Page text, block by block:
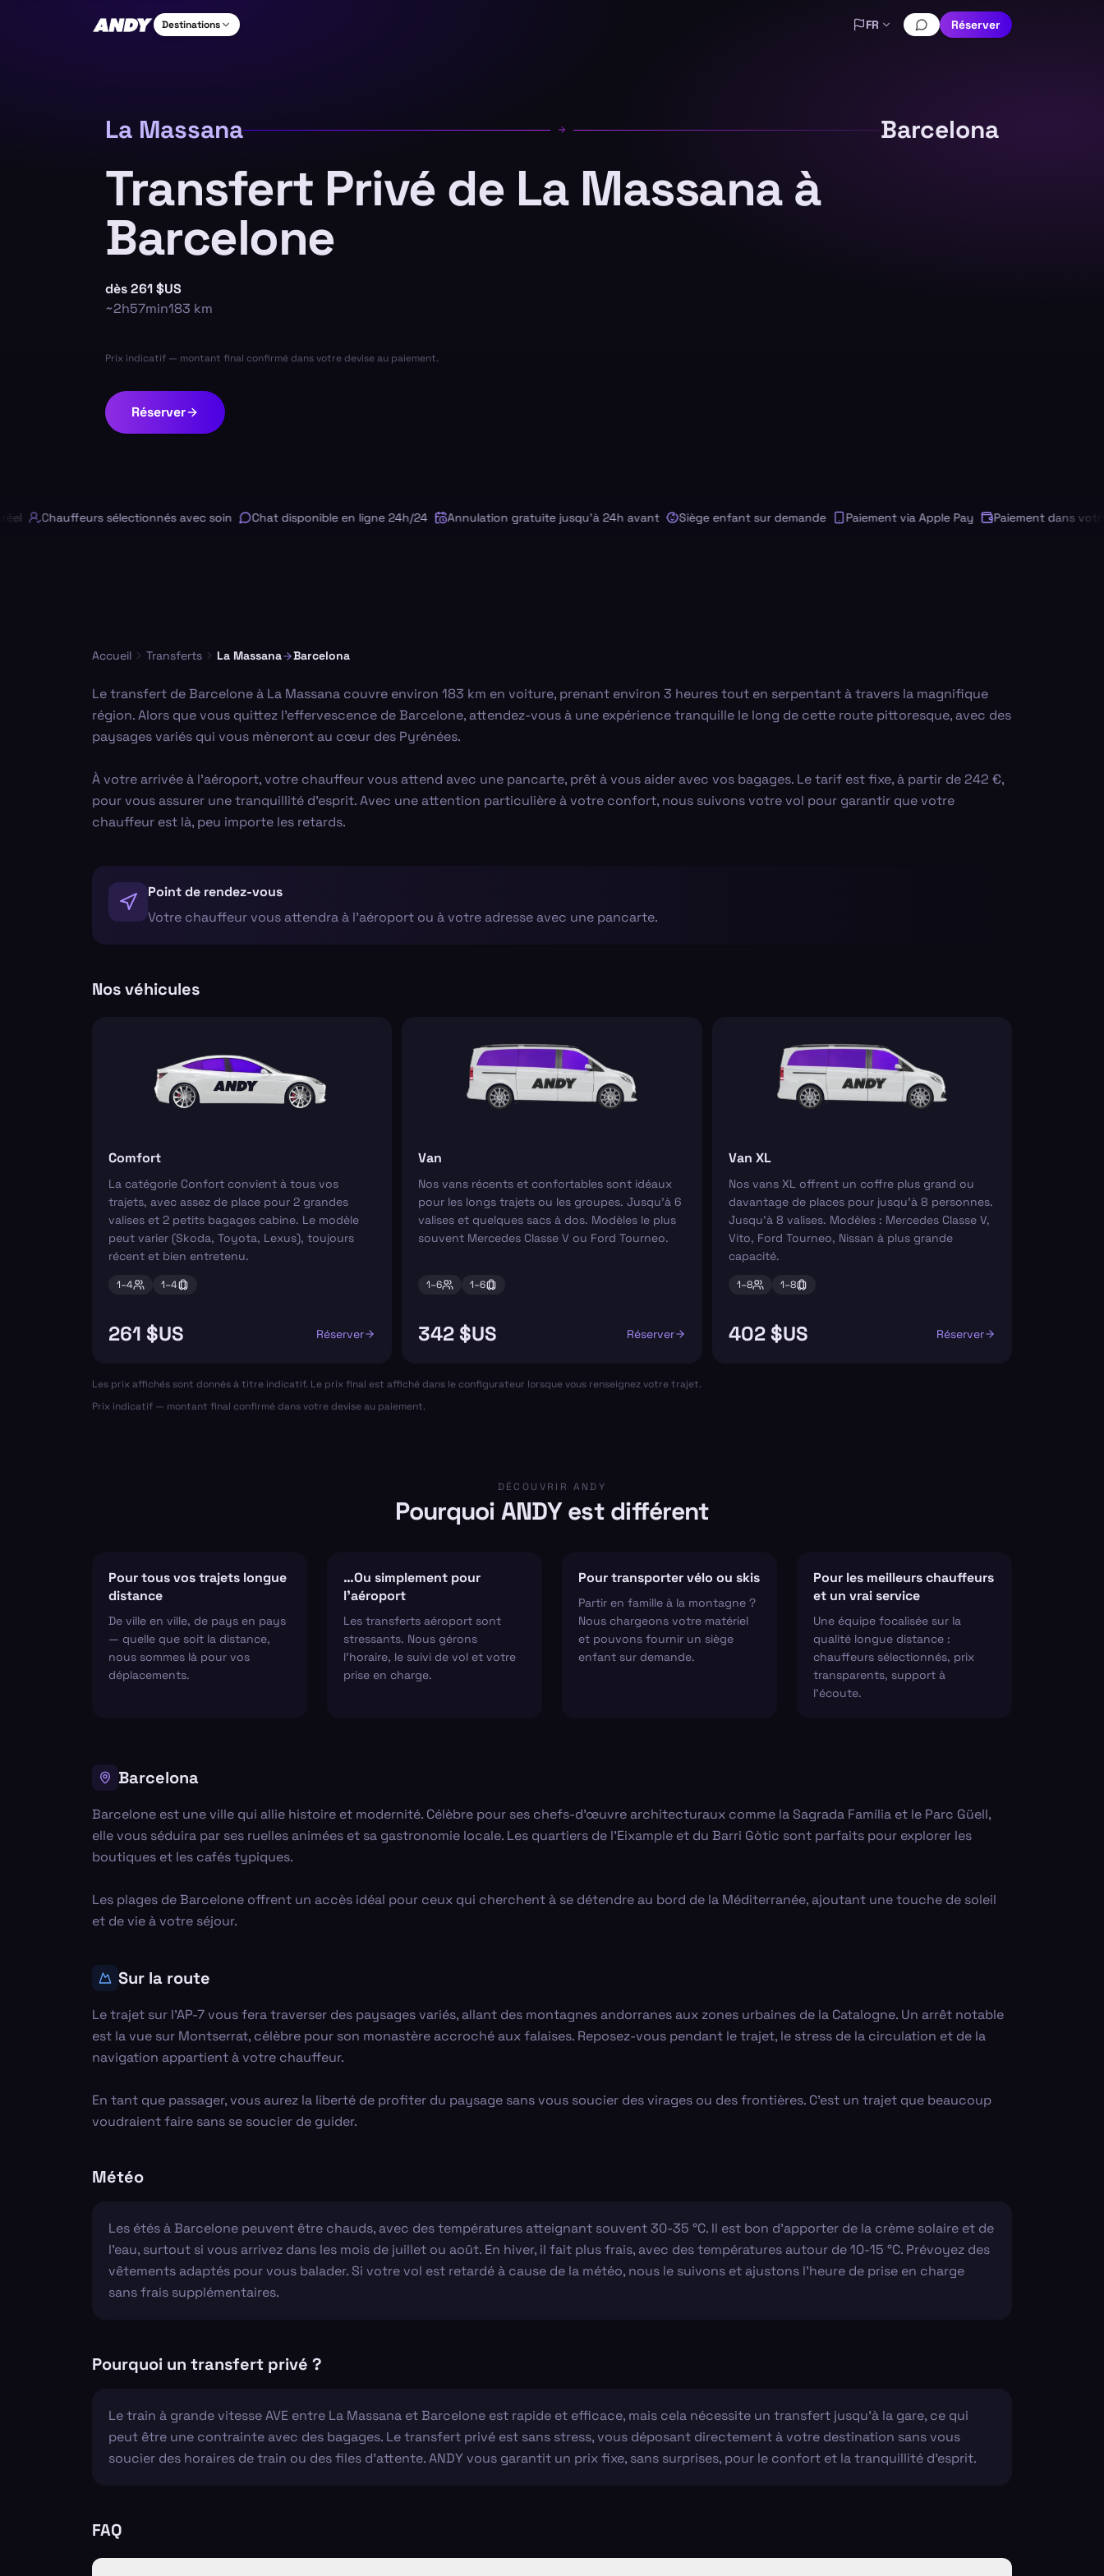
Destinations FR Réserver
La Massana Barcelona
Transfert Privé de La Massana à
Barcelone
dès261 $US
~2h57min183 km
Prix indicatif — montant final confirmé dans votre devise au paiement.
Réserver
Chauffeurs sélectionnés avec soin Chat disponible en ligne 24h/24 Annulation gratuite jusqu'à 24h avant Siège enfant sur demande Paiement via Apple Pay Paiement dans votre
Accueil Transferts La Massana Barcelona
Le transfert de Barcelone à La Massana couvre environ 183 km en voiture, prenant environ 3 heures tout en serpentant à travers la magnifique
région. Alors que vous quittez l'effervescence de Barcelone, attendez-vous à une expérience tranquille le long de cette route pittoresque, avec des
paysages variés qui vous mèneront au cœur des Pyrénées.
À votre arrivée à l'aéroport, votre chauffeur vous attend avec une pancarte, prêt à vous aider avec vos bagages. Le tarif est fixe, à partir de 242 €,
pour vous assurer une tranquillité d'esprit. Avec une attention particulière à votre confort, nous suivons votre vol pour garantir que votre
chauffeur est là, peu importe les retards.
Point de rendez-vous
Votre chauffeur vous attendra à l'aéroport ou à votre adresse avec une pancarte.
Nos véhicules
Comfort
La catégorie Confort convient à tous vos
trajets, avec assez de place pour 2 grandes
valises et 2 petits bagages cabine. Le modèle
peut varier (Skoda, Toyota, Lexus), toujours
récent et bien entretenu.
1–4 1–4
261 $US Réserver
Van
Nos vans récents et confortables sont idéaux
pour les longs trajets ou les groupes. Jusqu'à 6
valises et quelques sacs à dos. Modèles le plus
souvent Mercedes Classe V ou Ford Tourneo.
1–6 1–6
342 $US Réserver
Van XL
Nos vans XL offrent un coffre plus grand ou
davantage de places pour jusqu'à 8 personnes.
Jusqu'à 8 valises. Modèles : Mercedes Classe V,
Vito, Ford Tourneo, Nissan à plus grande
capacité.
1–8 1–8
402 $US Réserver
Les prix affichés sont donnés à titre indicatif. Le prix final est affiché dans le configurateur lorsque vous renseignez votre trajet.
Prix indicatif — montant final confirmé dans votre devise au paiement.
DÉCOUVRIR ANDY
Pourquoi ANDY est différent
Pour tous vos trajets longue
distance
De ville en ville, de pays en pays
— quelle que soit la distance,
nous sommes là pour vos
déplacements.
…Ou simplement pour
l'aéroport
Les transferts aéroport sont
stressants. Nous gérons
l'horaire, le suivi de vol et votre
prise en charge.
Pour transporter vélo ou skis
Partir en famille à la montagne ?
Nous chargeons votre matériel
et pouvons fournir un siège
enfant sur demande.
Pour les meilleurs chauffeurs
et un vrai service
Une équipe focalisée sur la
qualité longue distance :
chauffeurs sélectionnés, prix
transparents, support à
l'écoute.
Barcelona
Barcelone est une ville qui allie histoire et modernité. Célèbre pour ses chefs-d'œuvre architecturaux comme la Sagrada Família et le Parc Güell,
elle vous séduira par ses ruelles animées et sa gastronomie locale. Les quartiers de l'Eixample et du Barri Gòtic sont parfaits pour explorer les
boutiques et les cafés typiques.
Les plages de Barcelone offrent un accès idéal pour ceux qui cherchent à se détendre au bord de la Méditerranée, ajoutant une touche de soleil
et de vie à votre séjour.
Sur la route
Le trajet sur l'AP-7 vous fera traverser des paysages variés, allant des montagnes andorranes aux zones urbaines de la Catalogne. Un arrêt notable
est la vue sur Montserrat, célèbre pour son monastère accroché aux falaises. Reposez-vous pendant le trajet, le stress de la circulation et de la
navigation appartient à votre chauffeur.
En tant que passager, vous aurez la liberté de profiter du paysage sans vous soucier des virages ou des frontières. C'est un trajet que beaucoup
voudraient faire sans se soucier de guider.
Météo
Les étés à Barcelone peuvent être chauds, avec des températures atteignant souvent 30-35 °C. Il est bon d'apporter de la crème solaire et de
l'eau, surtout si vous arrivez dans les mois de juillet ou août. En hiver, il fait plus frais, avec des températures autour de 10-15 °C. Prévoyez des
vêtements adaptés pour vous balader. Si votre vol est retardé à cause de la météo, nous le suivons et ajustons l'heure de prise en charge
sans frais supplémentaires.
Pourquoi un transfert privé ?
Le train à grande vitesse AVE entre La Massana et Barcelone est rapide et efficace, mais cela nécessite un transfert jusqu’à la gare, ce qui
peut être une contrainte avec des bagages. Le transfert privé est sans stress, vous déposant directement à votre destination sans vous
soucier des horaires de train ou des files d'attente. ANDY vous garantit un prix fixe, sans surprises, pour le confort et la tranquillité d'esprit.
FAQ